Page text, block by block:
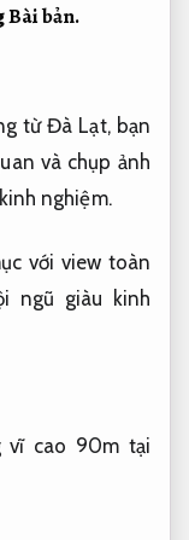
Bài bản.
từ Đà Lạt, bạn
và chụp ảnh
nghiệm.
với view toàn
ngũ giàu kinh
vĩ cao 90m tại